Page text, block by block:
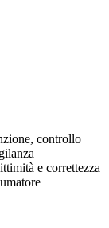
controllo
e correttezza